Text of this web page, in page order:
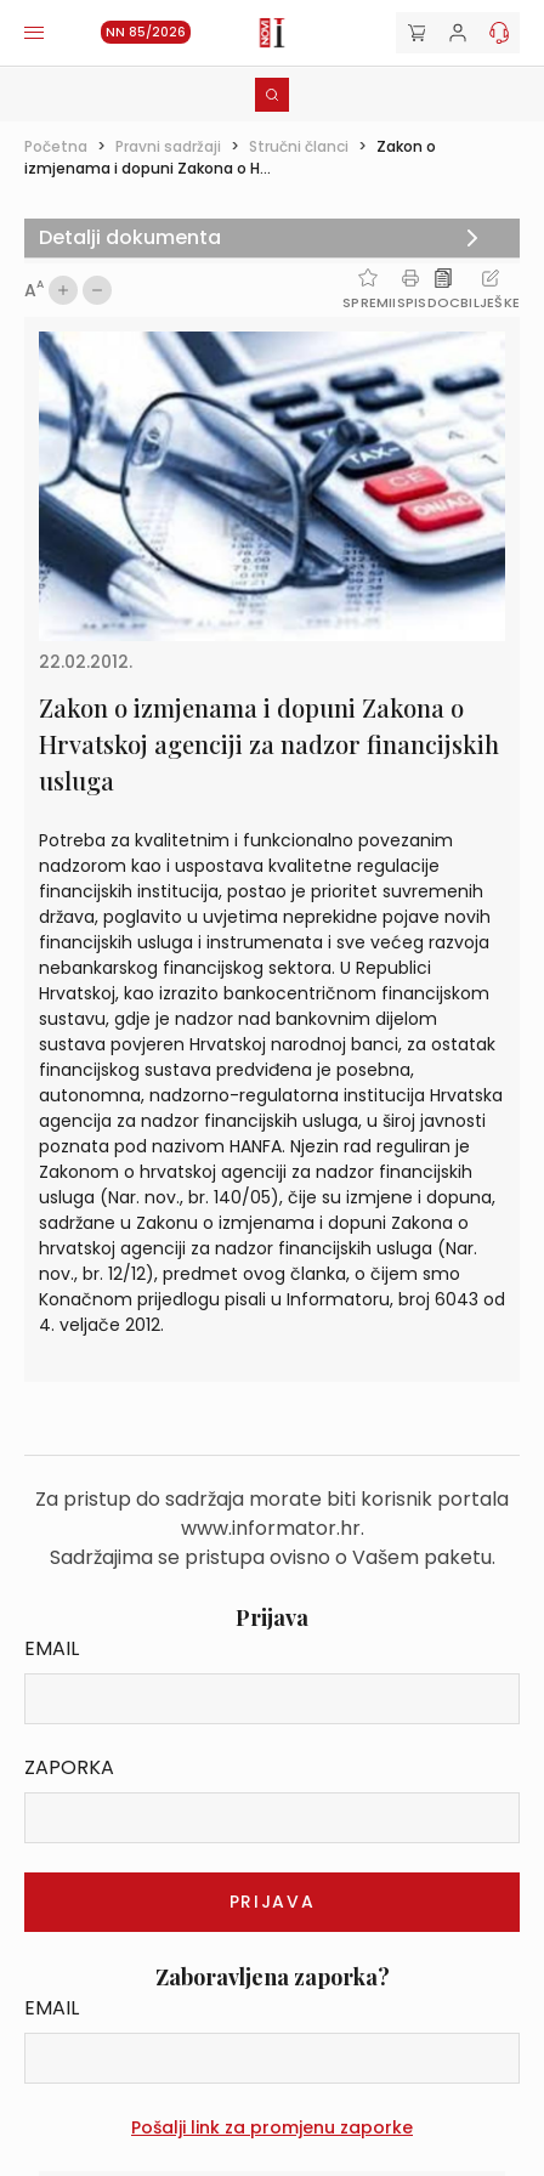
NN 85/2026
Početna > Pravni sadržaji > Stručni članci > Zakon o
izmjenama i dopuni Zakona o H...
AA
SPREMIISPISDOCBILJEŠKE
22.02.2012.
Zakon o izmjenama i dopuni Zakona o
Hrvatskoj agenciji za nadzor financijskih
usluga
Potreba za kvalitetnim i funkcionalno povezanim
nadzorom kao i uspostava kvalitetne regulacije
financijskih institucija, postao je prioritet suvremenih
država, poglavito u uvjetima neprekidne pojave novih
financijskih usluga i instrumenata i sve većeg razvoja
nebankarskog financijskog sektora. U Republici
Hrvatskoj, kao izrazito bankocentričnom financijskom
sustavu, gdje je nadzor nad bankovnim dijelom
sustava povjeren Hrvatskoj narodnoj banci, za ostatak
financijskog sustava predviđena je posebna,
autonomna, nadzorno-regulatorna institucija Hrvatska
agencija za nadzor financijskih usluga, u široj javnosti
poznata pod nazivom HANFA. Njezin rad reguliran je
Zakonom o hrvatskoj agenciji za nadzor financijskih
usluga (Nar. nov., br. 140/05), čije su izmjene i dopuna,
sadržane u Zakonu o izmjenama i dopuni Zakona o
hrvatskoj agenciji za nadzor financijskih usluga (Nar.
nov., br. 12/12), predmet ovog članka, o čijem smo
Konačnom prijedlogu pisali u Informatoru, broj 6043 od
4. veljače 2012.
Za pristup do sadržaja morate biti korisnik portala
www.informator.hr.
Sadržajima se pristupa ovisno o Vašem paketu.
Prijava
EMAIL
ZAPORKA
Zaboravljena zaporka?
EMAIL
Detalji dokumenta